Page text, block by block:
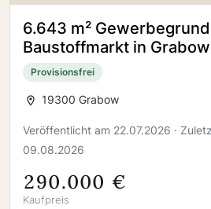
6.643 m²
Baustoffmarkt in
Gewerbeobjekt mit
Provisionsfrei
19300 Grabow
Veröffentlicht am 22.07.2026 ·
09.08.2026
290.000 €
Kaufpreis